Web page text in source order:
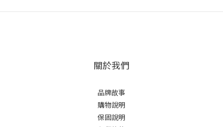
關於我們
品牌故事
購物說明
保固說明